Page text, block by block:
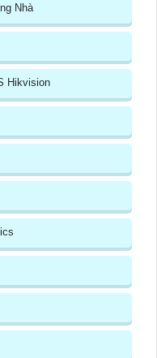
Nhà
Hikvision